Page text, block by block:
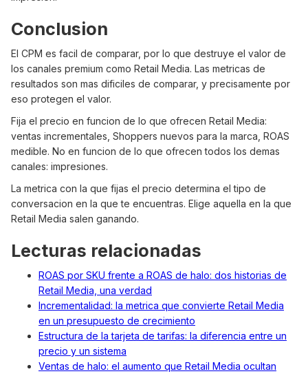
Conclusion
El CPM es facil de comparar, por lo que destruye el valor de
los canales premium como Retail Media. Las metricas de
resultados son mas dificiles de comparar, y precisamente por
eso protegen el valor.
Fija el precio en funcion de lo que ofrecen Retail Media:
ventas incrementales, Shoppers nuevos para la marca, ROAS
medible. No en funcion de lo que ofrecen todos los demas
canales: impresiones.
La metrica con la que fijas el precio determina el tipo de
conversacion en la que te encuentras. Elige aquella en la que
Retail Media salen ganando.
Lecturas relacionadas
ROAS por SKU frente a ROAS de halo: dos historias de
Retail Media, una verdad
Incrementalidad: la metrica que convierte Retail Media
en un presupuesto de crecimiento
Estructura de la tarjeta de tarifas: la diferencia entre un
precio y un sistema
Ventas de halo: el aumento que Retail Media ocultan